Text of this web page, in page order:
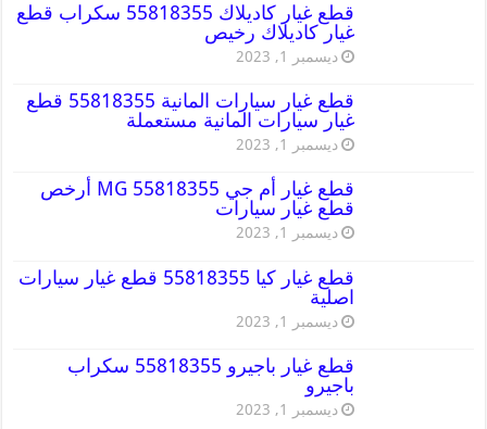
قطع غيار كاديلاك 55818355 سكراب قطع
غيار كاديلاك رخيص
ديسمبر 1, 2023
قطع غيار سيارات المانية 55818355 قطع
غيار سيارات المانية مستعملة
ديسمبر 1, 2023
قطع غيار أم جي MG 55818355 أرخص
قطع غيار سيارات
ديسمبر 1, 2023
قطع غيار كيا 55818355 قطع غيار سيارات
اصلية
ديسمبر 1, 2023
قطع غيار باجيرو 55818355 سكراب
باجيرو
ديسمبر 1, 2023